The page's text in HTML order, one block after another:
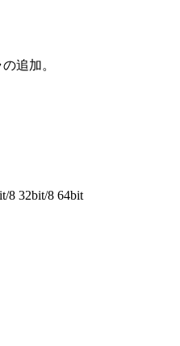
追加。
8 32bit/8 64bit